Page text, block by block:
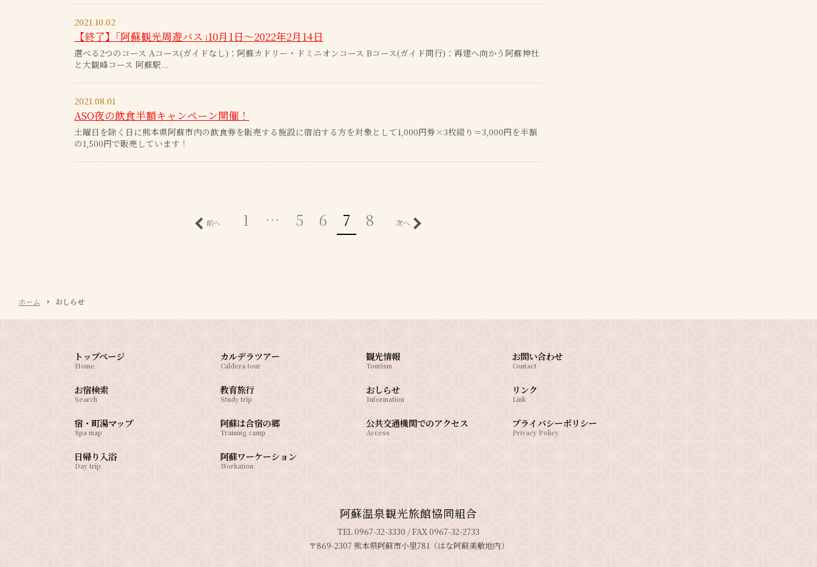
2021.10.02
【終了】｢阿蘇観光周遊バス｣10月1日～2022年2月14日
選べる2つのコース Aコース(ガイドなし)：阿蘇カドリー・ドミニオンコース Bコース(ガイド同行)：再建へ向かう阿蘇神社
と大観峰コース 阿蘇駅...
2021.08.01
ASO夜の飲食半額キャンペーン開催！
土曜日を除く日に熊本県阿蘇市内の飲食券を販売する施設に宿泊する方を対象として1,000円券×3枚綴り＝3,000円を半額
の1,500円で販売しています！
前へ 1 … 5 6 7 8 次へ
ホーム おしらせ
トップページ
Home
お宿検索
Search
宿・町湯マップ
Spa map
日帰り入浴
Day trip
カルデラツアー
Caldera tour
教育旅行
Study trip
阿蘇は合宿の郷
Training camp
阿蘇ワーケーション
Workation
観光情報
Tourism
おしらせ
Information
公共交通機関でのアクセス
Access
お問い合わせ
Contact
リンク
Link
プライバシーポリシー
Privacy Policy
阿蘇温泉観光旅館協同組合
TEL 0967-32-3330 / FAX 0967-32-2733
〒869-2307 熊本県阿蘇市小里781（はな阿蘇美敷地内）